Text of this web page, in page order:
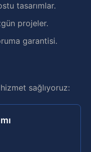
tasarımlar.
projeler.
garantisi.
sağlıyoruz: